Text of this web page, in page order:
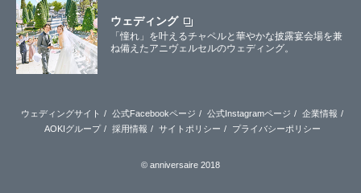
ウェディング
「憧れ」を叶えるチャペルと華やかな披露宴会場を兼
ね備えたアニヴェルセルのウェディング。
ウェディングサイト 公式Facebookページ 公式Instagramページ
企業情報
AOKIグループ
採用情報 サイトポリシー プライバシーポリシー
© anniversaire 2018